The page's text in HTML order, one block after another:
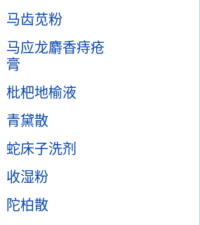
马齿苋粉
马应龙麝香痔疮
膏
枇杷地榆液
青黛散
蛇床子洗剂
收湿粉
陀柏散